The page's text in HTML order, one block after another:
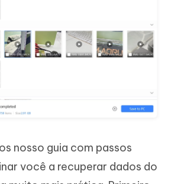
nosso guia com passos
você a recuperar dados do